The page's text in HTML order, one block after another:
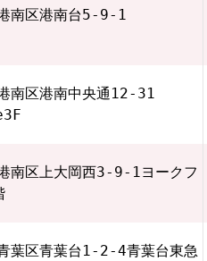
南区港南台5-9-1
南区港南中央通12-31
南区上大岡西3-9-1ヨークフ
葉区青葉台1-2-4青葉台東急